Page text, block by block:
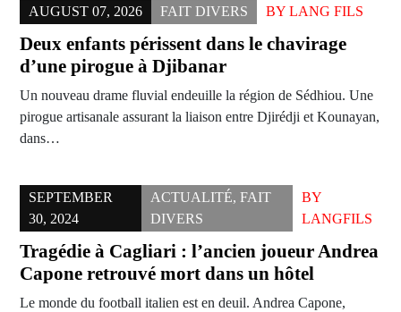
AUGUST 07, 2026 FAIT DIVERS BY LANG FILS
Deux enfants périssent dans le chavirage
d’une pirogue à Djibanar
Un nouveau drame fluvial endeuille la région de Sédhiou. Une
pirogue artisanale assurant la liaison entre Djirédji et Kounayan,
dans…
SEPTEMBER
30, 2024
ACTUALITÉ, FAIT
DIVERS
BY
LANGFILS
Tragédie à Cagliari : l’ancien joueur Andrea
Capone retrouvé mort dans un hôtel
Le monde du football italien est en deuil. Andrea Capone,